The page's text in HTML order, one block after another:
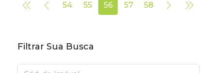
54 55 56 57 58
Filtrar Sua Busca